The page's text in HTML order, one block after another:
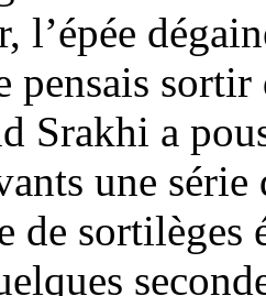
l’épée
pensais
Srakhi a
une
de